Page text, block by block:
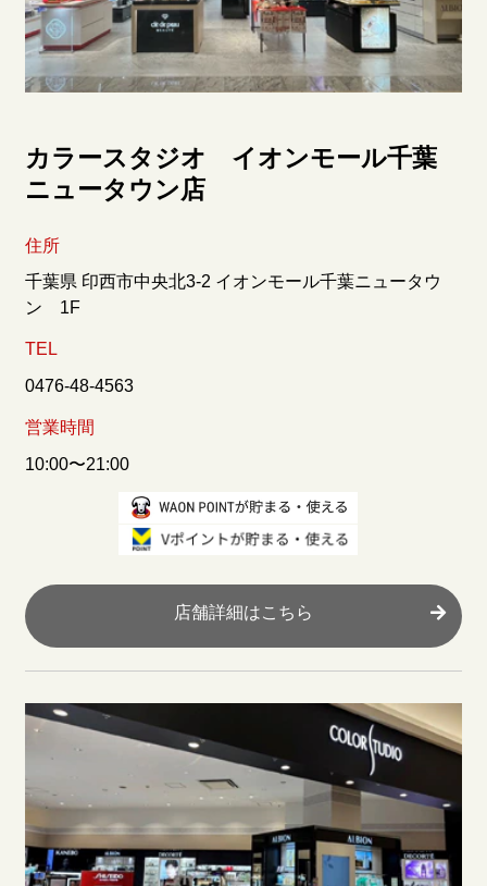
カラースタジオ イオンモール千葉
ニュータウン店
住所
千葉県 印西市中央北3-2 イオンモール千葉ニュータウ
ン 1F
TEL
0476-48-4563
営業時間
10:00〜21:00
店舗詳細はこちら